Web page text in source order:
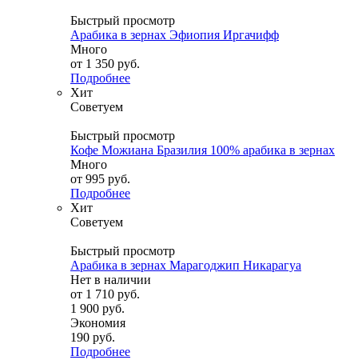
Быстрый просмотр
Арабика в зернах Эфиопия Иргачифф
Много
от 1 350 руб.
Подробнее
Хит
Советуем
Быстрый просмотр
Кофе Можиана Бразилия 100% арабика в зернах
Много
от 995 руб.
Подробнее
Хит
Советуем
Быстрый просмотр
Арабика в зернах Марагоджип Никарагуа
Нет в наличии
от 1 710 руб.
1 900 руб.
Экономия
190 руб.
Подробнее